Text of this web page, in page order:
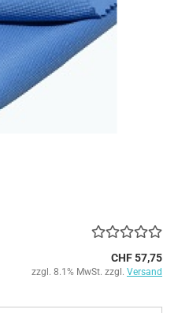
CHF 57,75
zzgl. 8.1% MwSt. zzgl. Versand